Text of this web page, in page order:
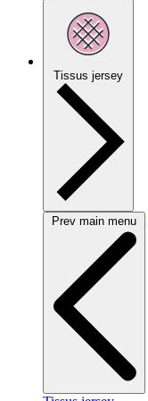
Tissus jersey
Prev main menu